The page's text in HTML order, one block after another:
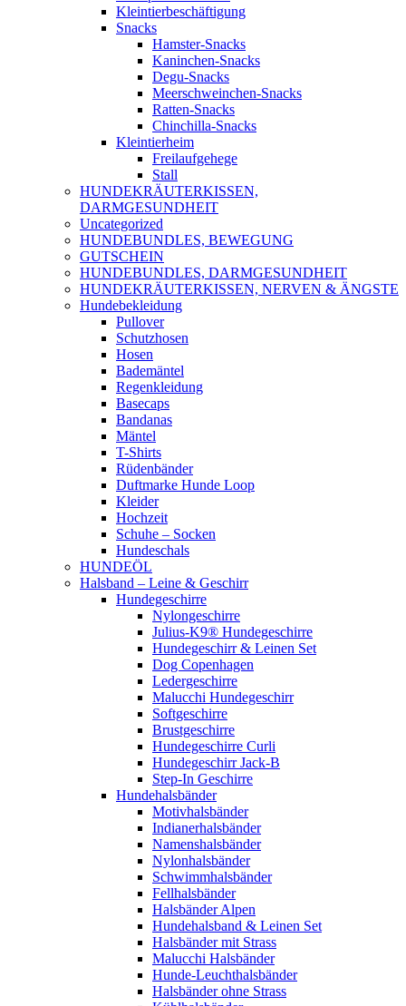
Kleintierbeschäftigung
Snacks
Hamster-Snacks
Kaninchen-Snacks
Degu-Snacks
Meerschweinchen-Snacks
Ratten-Snacks
Chinchilla-Snacks
Kleintierheim
Freilaufgehege
Stall
HUNDEKRÄUTERKISSEN,
DARMGESUNDHEIT
Uncategorized
HUNDEBUNDLES, BEWEGUNG
GUTSCHEIN
HUNDEBUNDLES, DARMGESUNDHEIT
HUNDEKRÄUTERKISSEN, NERVEN & ÄNGSTE
Hundebekleidung
Pullover
Schutzhosen
Hosen
Bademäntel
Regenkleidung
Basecaps
Bandanas
Mäntel
T-Shirts
Rüdenbänder
Duftmarke Hunde Loop
Kleider
Hochzeit
Schuhe – Socken
Hundeschals
HUNDEÖL
Halsband – Leine & Geschirr
Hundegeschirre
Nylongeschirre
Julius-K9® Hundegeschirre
Hundegeschirr & Leinen Set
Dog Copenhagen
Ledergeschirre
Malucchi Hundegeschirr
Softgeschirre
Brustgeschirre
Hundegeschirre Curli
Hundegeschirr Jack-B
Step-In Geschirre
Hundehalsbänder
Motivhalsbänder
Indianerhalsbänder
Namenshalsbänder
Nylonhalsbänder
Schwimmhalsbänder
Fellhalsbänder
Halsbänder Alpen
Hundehalsband & Leinen Set
Halsbänder mit Strass
Malucchi Halsbänder
Hunde-Leuchthalsbänder
Halsbänder ohne Strass